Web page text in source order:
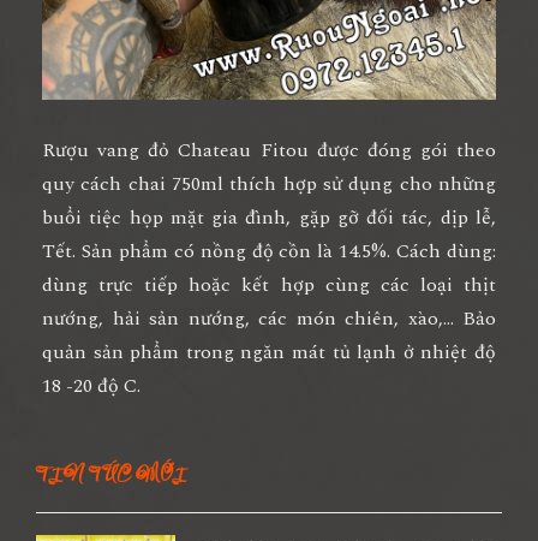
Rượu vang đỏ Chateau Fitou được đóng gói theo
quy cách chai 750ml thích hợp sử dụng cho những
buổi tiệc họp mặt gia đình, gặp gỡ đối tác, dịp lễ,
Tết. Sản phẩm có nồng độ cồn là 14.5%. Cách dùng:
dùng trực tiếp hoặc kết hợp cùng các loại thịt
nướng, hải sản nướng, các món chiên, xào,... Bảo
quản sản phẩm trong ngăn mát tủ lạnh ở nhiệt độ
18 -20 độ C.
TIN TỨC MỚI